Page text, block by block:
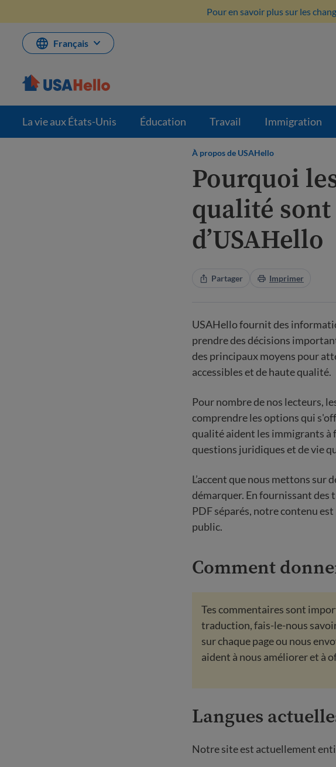
contenu
Pour en savoir plus sur les
Français
La vie aux États-Unis Éducation Travail Immigration
À propos de USAHello
Pourquoi
qualité
d’USAHello
Partager Imprimer
USAHello fournit des
prendre des décisions
des principaux moyens pour
accessibles et de haute qualité.
Pour nombre de nos lecteurs,
comprendre les options qui
qualité aident les immigrants à
questions juridiques et de vie
L’accent que nous mettons sur
démarquer. En fournissant des
PDF séparés, notre contenu
public.
Comment
Tes commentaires sont
traduction, fais-le-nous
sur chaque page ou nous
aident à nous améliorer et à
Langues
Notre site est actuellement